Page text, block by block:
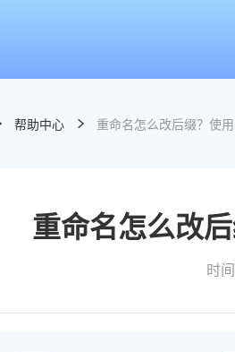
帮助中心 重命名怎么改后缀？使
重命名怎么改
时